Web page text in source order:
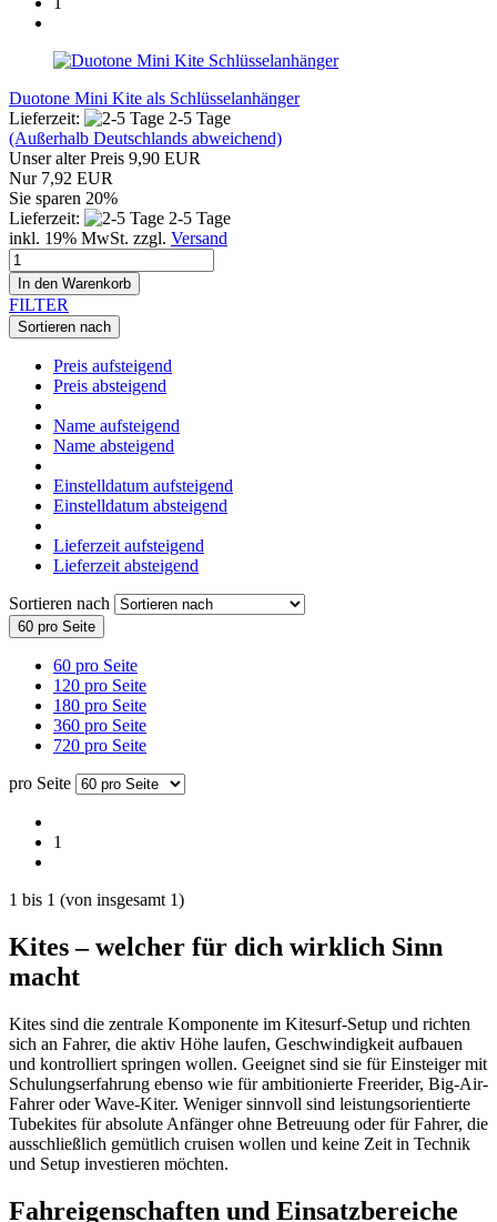
Duotone Mini Kite als Schlüsselanhänger
Lieferzeit:
2-5 Tage
(Außerhalb Deutschlands abweichend)
Unser alter Preis 9,90 EUR
Nur 7,92 EUR
Sie sparen 20%
Lieferzeit:
2-5 Tage
inkl. 19% MwSt. zzgl. Versand
In den Warenkorb
FILTER
Sortieren nach
Preis aufsteigend
Preis absteigend
Name aufsteigend
Name absteigend
Einstelldatum aufsteigend
Einstelldatum absteigend
Lieferzeit aufsteigend
Lieferzeit absteigend
Sortieren nach
60 pro Seite
60 pro Seite
120 pro Seite
180 pro Seite
360 pro Seite
720 pro Seite
pro Seite
1
1 bis 1 (von insgesamt 1)
Kites – welcher für dich wirklich Sinn
macht
Kites sind die zentrale Komponente im Kitesurf-Setup und richten
sich an Fahrer, die aktiv Höhe laufen, Geschwindigkeit aufbauen
und kontrolliert springen wollen. Geeignet sind sie für Einsteiger mit
Schulungserfahrung ebenso wie für ambitionierte Freerider, Big-Air-
Fahrer oder Wave-Kiter. Weniger sinnvoll sind leistungsorientierte
Tubekites für absolute Anfänger ohne Betreuung oder für Fahrer, die
ausschließlich gemütlich cruisen wollen und keine Zeit in Technik
und Setup investieren möchten.
Fahreigenschaften und Einsatzbereiche